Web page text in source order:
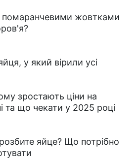
помаранчевими жовтками
у який вірили усі
зростають ціни на
та що чекати у 2025 році
яйце? Що потрібно